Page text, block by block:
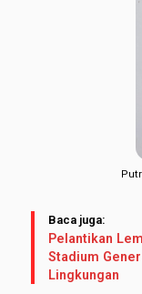
Baca juga:
Pelantikan
Stadium
Lingkungan